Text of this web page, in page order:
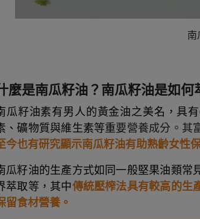
南
麼是南瓜籽油？南瓜籽油是如何
瓜籽油素有男人的黃金油之美名，具
、礦物質與維生素等重要營養成分。其
今也有研究顯示南瓜籽油有助熟齡女性
瓜籽油的生產方式如同一般堅果油類常
萃取等，其中傳統壓榨法具有較高的生
留食材營養。